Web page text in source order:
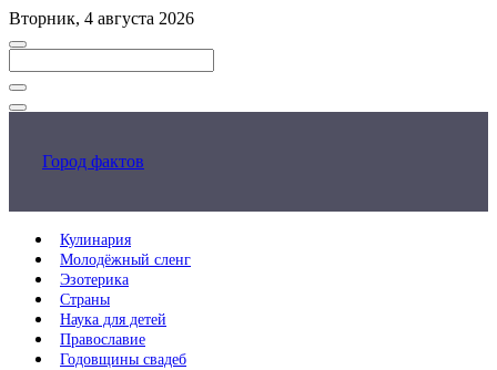
Перейти
к
контенту
Вторник, 4 августа 2026
Закрыть
Город фактов
Кулинария
Молодёжный сленг
Эзотерика
Страны
Наука для детей
Православие
Годовщины свадеб